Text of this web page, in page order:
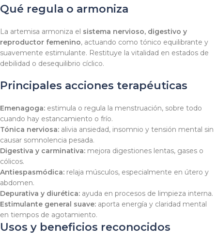
Qué regula o armoniza
La artemisa armoniza el sistema nervioso, digestivo y
reproductor femenino, actuando como tónico equilibrante y
suavemente estimulante. Restituye la vitalidad en estados de
debilidad o desequilibrio cíclico.
Principales acciones terapéuticas
Emenagoga: estimula o regula la menstruación, sobre todo
cuando hay estancamiento o frío.
Tónica nerviosa: alivia ansiedad, insomnio y tensión mental sin
causar somnolencia pesada.
Digestiva y carminativa: mejora digestiones lentas, gases o
cólicos.
Antiespasmódica: relaja músculos, especialmente en útero y
abdomen.
Depurativa y diurética: ayuda en procesos de limpieza interna.
Estimulante general suave: aporta energía y claridad mental
en tiempos de agotamiento.
Usos y beneficios reconocidos